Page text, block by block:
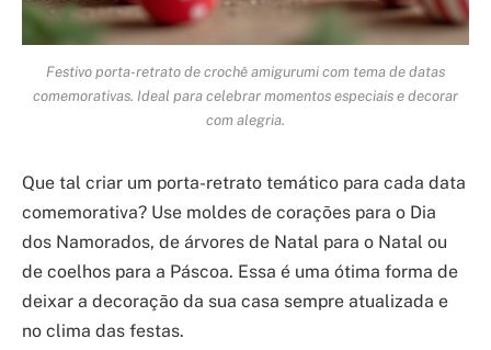
Festivo porta-retrato de crochê amigurumi com tema de datas
comemorativas. Ideal para celebrar momentos especiais e decorar
com alegria.
Que tal criar um porta-retrato temático para cada data
comemorativa? Use moldes de corações para o Dia
dos Namorados, de árvores de Natal para o Natal ou
de coelhos para a Páscoa. Essa é uma ótima forma de
deixar a decoração da sua casa sempre atualizada e
no clima das festas.